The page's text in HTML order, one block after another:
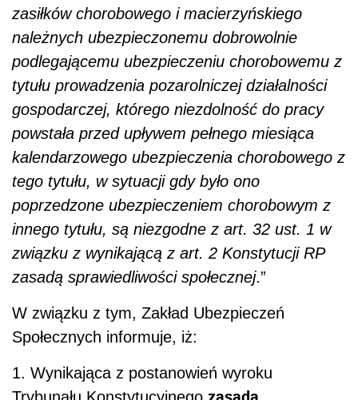
zasiłków chorobowego i macierzyńskiego
należnych ubezpieczonemu dobrowolnie
podlegającemu ubezpieczeniu chorobowemu z
tytułu prowadzenia pozarolniczej działalności
gospodarczej, którego niezdolność do pracy
powstała przed upływem pełnego miesiąca
kalendarzowego ubezpieczenia chorobowego z
tego tytułu, w sytuacji gdy było ono
poprzedzone ubezpieczeniem chorobowym z
innego tytułu, są niezgodne z art. 32 ust. 1 w
związku z wynikającą z art. 2 Konstytucji RP
zasadą sprawiedliwości społecznej.”
W związku z tym, Zakład Ubezpieczeń
Społecznych informuje, iż:
1. Wynikająca z postanowień wyroku